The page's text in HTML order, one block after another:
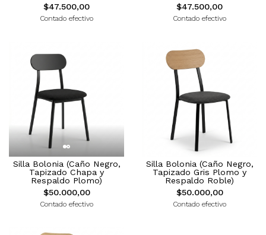
$47.500,00
Contado efectivo
$47.500,00
Contado efectivo
Silla Bolonia (Caño Negro,
Tapizado Chapa y
Respaldo Plomo)
$50.000,00
Contado efectivo
Silla Bolonia (Caño Negro,
Tapizado Gris Plomo y
Respaldo Roble)
$50.000,00
Contado efectivo